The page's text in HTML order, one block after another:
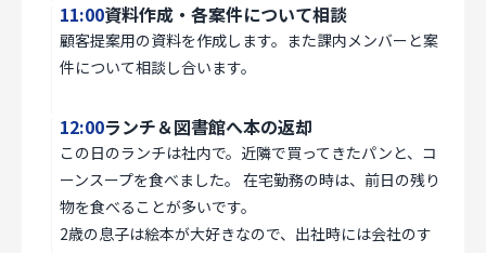
11:00資料作成・各案件について相談
顧客提案用の資料を作成します。また課内メンバーと案
件について相談し合います。
12:00ランチ＆図書館へ本の返却
この日のランチは社内で。近隣で買ってきたパンと、コ
ーンスープを食べました。 在宅勤務の時は、前日の残り
物を食べることが多いです。
2歳の息子は絵本が大好きなので、出社時には会社のす